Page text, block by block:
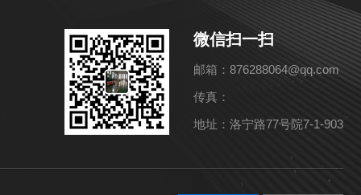
微信扫一扫
邮箱：876288064@qq.com
传真：
地址：洛宁路77号院7-1-903